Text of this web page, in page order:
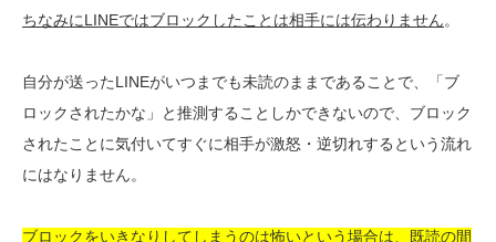
ちなみにLINEではブロックしたことは相手には伝わりません。
自分が送ったLINEがいつまでも未読のままであることで、「ブ
ロックされたかな」と推測することしかできないので、ブロック
されたことに気付いてすぐに相手が激怒・逆切れするという流れ
にはなりません。
ブロックをいきなりしてしまうのは怖いという場合は、既読の間